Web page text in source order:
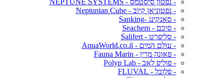
- נפטון סיסטמס - NEPTUNE SYSTEMS
- נפטוניאן קיוב - Neptunian Cube
- סאנקינג -Sanking
- סיכם - Seachem
- סליפרט - Salifert
- עולם המים - AquaWorld.co.il
- פאונה מרין - Fauna Marin
- פוליפ לאב - Polyp Lab
- פלובל - FLUVAL